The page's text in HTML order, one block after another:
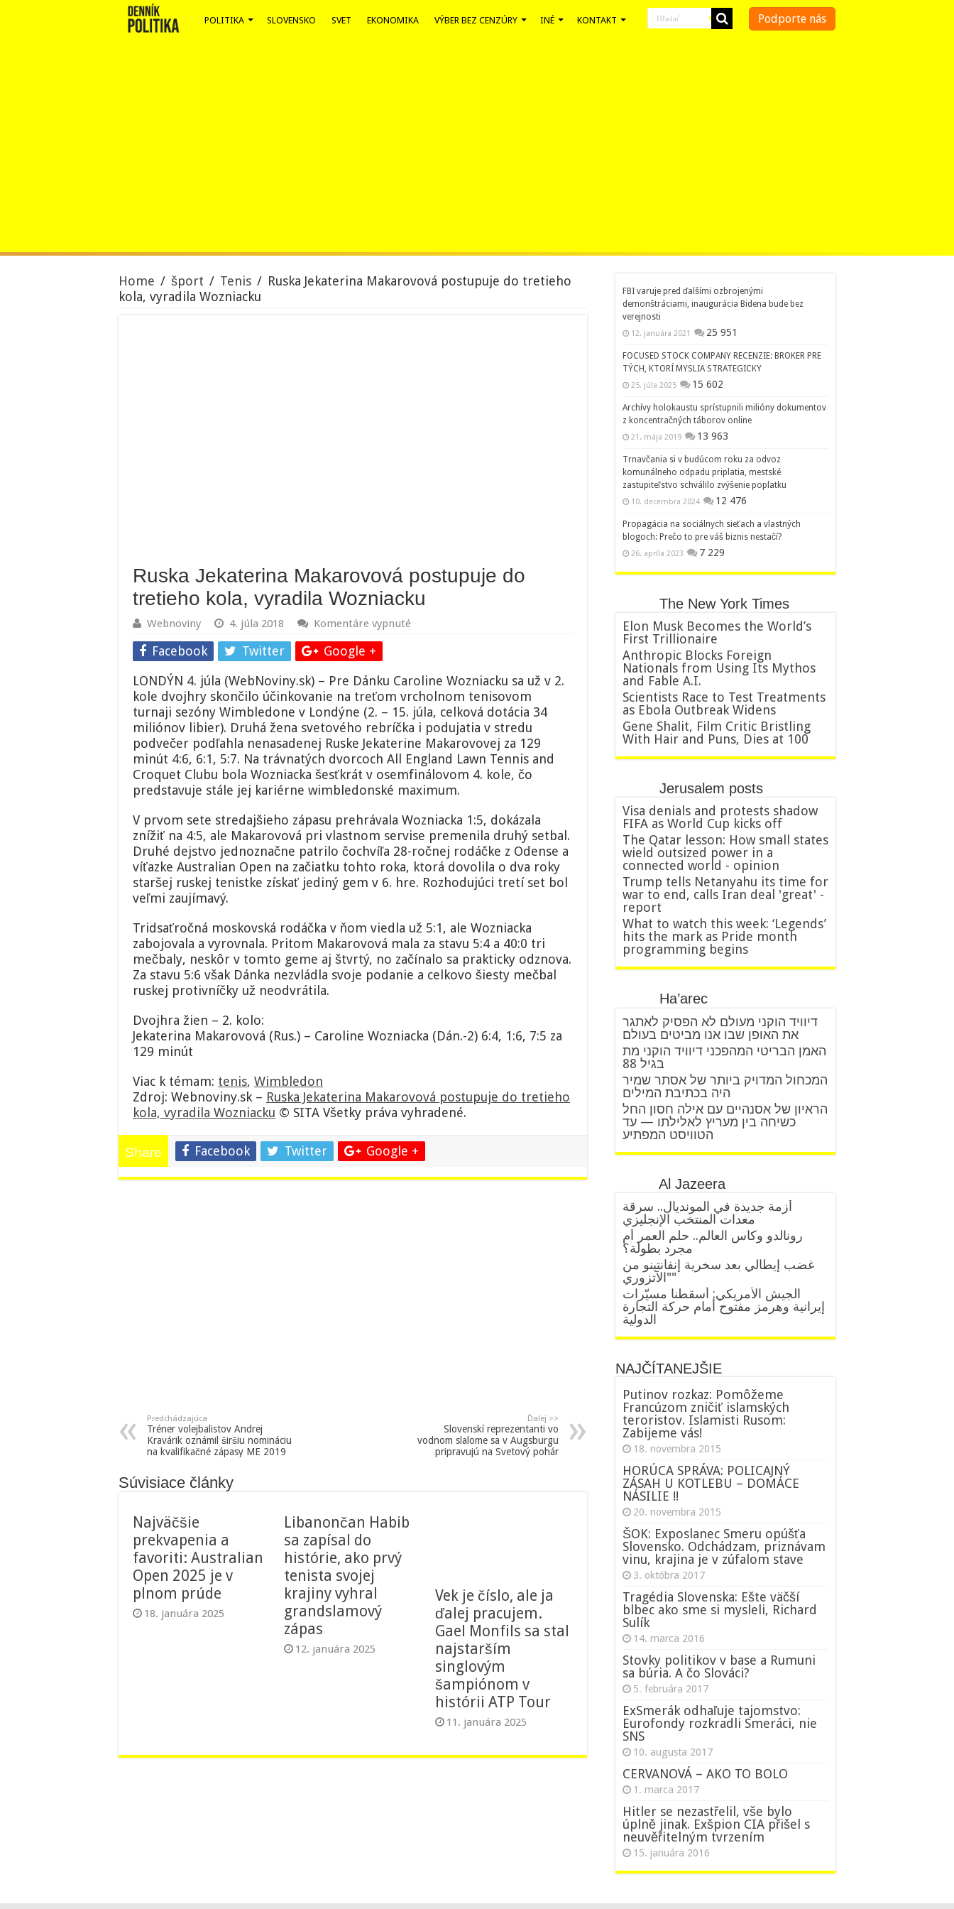
POLITIKA SLOVENSKO SVET EKONOMIKA VÝBER BEZ CENZÚRY INÉ KONTAKT Podporte nás
Home / šport / Tenis / Ruska Jekaterina Makarovová postupuje do tretieho
kola, vyradila Wozniacku
Ruska Jekaterina Makarovová postupuje do
tretieho kola, vyradila Wozniacku
Webnoviny 4. júla 2018 Komentáre vypnuté
postupuje
do
tretieho
kola,
vyradila
Wozniacku
Facebook Twitter
Google +
LONDÝN 4. júla (WebNoviny.sk) – Pre Dánku Caroline Wozniacku sa už v 2.
kole dvojhry skončilo účinkovanie na treťom vrcholnom tenisovom
turnaji sezóny Wimbledone v Londýne (2. – 15. júla, celková dotácia 34
miliónov libier). Druhá žena svetového rebríčka i podujatia v stredu
podvečer podľahla nenasadenej Ruske Jekaterine Makarovovej za 129
minút 4:6, 6:1, 5:7. Na trávnatých dvorcoch All England Lawn Tennis and
Croquet Clubu bola Wozniacka šesťkrát v osemfinálovom 4. kole, čo
predstavuje stále jej kariérne wimbledonské maximum.
V prvom sete stredajšieho zápasu prehrávala Wozniacka 1:5, dokázala
znížiť na 4:5, ale Makarovová pri vlastnom servise premenila druhý setbal.
Druhé dejstvo jednoznačne patrilo čochvíľa 28-ročnej rodáčke z Odense a
víťazke Australian Open na začiatku tohto roka, ktorá dovolila o dva roky
staršej ruskej tenistke získať jediný gem v 6. hre. Rozhodujúci tretí set bol
veľmi zaujímavý.
Tridsaťročná moskovská rodáčka v ňom viedla už 5:1, ale Wozniacka
zabojovala a vyrovnala. Pritom Makarovová mala za stavu 5:4 a 40:0 tri
mečbaly, neskôr v tomto geme aj štvrtý, no začínalo sa prakticky odznova.
Za stavu 5:6 však Dánka nezvládla svoje podanie a celkovo šiesty mečbal
ruskej protivníčky už neodvrátila.
Dvojhra žien – 2. kolo:
Jekaterina Makarovová (Rus.) – Caroline Wozniacka (Dán.-2) 6:4, 1:6, 7:5 za
129 minút
Viac k témam: tenis, Wimbledon
Zdroj: Webnoviny.sk – Ruska Jekaterina Makarovová postupuje do tretieho
kola, vyradila Wozniacku © SITA Všetky práva vyhradené.
Share Facebook Twitter Google +
Predchádzajúca
Tréner volejbalistov Andrej
Kravárik oznámil širšiu nomináciu
na kvalifikačné zápasy ME 2019
Ďalej >>
Slovenskí reprezentanti vo
vodnom slalome sa v Augsburgu
pripravujú na Svetový pohár
Súvisiace články
Najväčšie
prekvapenia a
favoriti: Australian
Open 2025 je v
plnom prúde
18. januára 2025
Libanončan Habib
sa zapísal do
histórie, ako prvý
tenista svojej
krajiny vyhral
grandslamový
zápas
12. januára 2025
Vek je číslo, ale ja
ďalej pracujem.
Gael Monfils sa stal
najstarším
singlovým
šampiónom v
histórii ATP Tour
11. januára 2025
FBI varuje pred ďalšími ozbrojenými
demonštráciami, inaugurácia Bidena bude bez
verejnosti
12. januára 2021 25 951
FOCUSED STOCK COMPANY RECENZIE: BROKER PRE
TÝCH, KTORÍ MYSLIA STRATEGICKY
25. júla 2025 15 602
Archívy holokaustu sprístupnili milióny dokumentov
z koncentračných táborov online
21. mája 2019 13 963
Trnavčania si v budúcom roku za odvoz
komunálneho odpadu priplatia, mestské
zastupiteľstvo schválilo zvýšenie poplatku
10. decembra 2024 12 476
Propagácia na sociálnych sieťach a vlastných
blogoch: Prečo to pre váš biznis nestačí?
26. apríla 2023 7 229
The New York Times
Elon Musk Becomes the World’s
First Trillionaire
Anthropic Blocks Foreign
Nationals from Using Its Mythos
and Fable A.I.
Scientists Race to Test Treatments
as Ebola Outbreak Widens
Gene Shalit, Film Critic Bristling
With Hair and Puns, Dies at 100
Jerusalem posts
Visa denials and protests shadow
FIFA as World Cup kicks off
The Qatar lesson: How small states
wield outsized power in a
connected world - opinion
Trump tells Netanyahu its time for
war to end, calls Iran deal 'great' -
report
What to watch this week: ‘Legends’
hits the mark as Pride month
programming begins
Ha’arec
דיוויד הוקני מעולם לא הפסיק לאתגר
את האופן שבו אנו מביטים בעולם
האמן הבריטי המהפכני דיוויד הוקני מת
בגיל 88
המכחול המדויק ביותר של אסתר שמיר
היה בכתיבת המילים
הראיון של אסנהיים עם אילה חסון החל
כשיחה בין מעריץ לאלילתו — עד
הטוויסט המפתיע
Al Jazeera
أزمة جديدة في المونديال.. سرقة
معدات المنتخب الإنجليزي
رونالدو وكأس العالم.. حلم العمر أم
مجرد بطولة؟
غضب إيطالي بعد سخرية إنفانتينو من
"الآتزوري"
الجيش الأمريكي: أسقطنا مسيّرات
إيرانية وهرمز مفتوح أمام حركة التجارة
الدولية
NAJČÍTANEJŠIE
Putinov rozkaz: Pomôžeme
Francúzom zničiť islamských
teroristov. Islamisti Rusom:
Zabijeme vás!
18. novembra 2015
HORÚCA SPRÁVA: POLICAJNÝ
ZÁSAH U KOTLEBU – DOMÁCE
NÁSILIE !!
20. novembra 2015
ŠOK: Exposlanec Smeru opúšťa
Slovensko. Odchádzam, priznávam
vinu, krajina je v zúfalom stave
3. októbra 2017
Tragédia Slovenska: Ešte väčší
blbec ako sme si mysleli, Richard
Sulík
14. marca 2016
Stovky politikov v base a Rumuni
sa búria. A čo Slováci?
5. februára 2017
ExSmerák odhaľuje tajomstvo:
Eurofondy rozkradli Smeráci, nie
SNS
10. augusta 2017
CERVANOVÁ – AKO TO BOLO
1. marca 2017
Hitler se nezastřelil, vše bylo
úplně jinak. Exšpion CIA přišel s
neuvěřitelným tvrzením
15. januára 2016